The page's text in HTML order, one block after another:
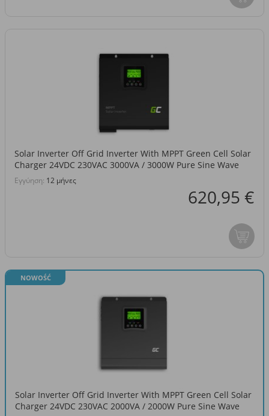
Solar Inverter Off Grid Inverter With MPPT Green Cell Solar
Charger 24VDC 230VAC 3000VA / 3000W Pure Sine Wave
Εγγύηση: 12 μήνες
620,95 €
NOWOŚĆ
Solar Inverter Off Grid Inverter With MPPT Green Cell Solar
Charger 24VDC 230VAC 2000VA / 2000W Pure Sine Wave